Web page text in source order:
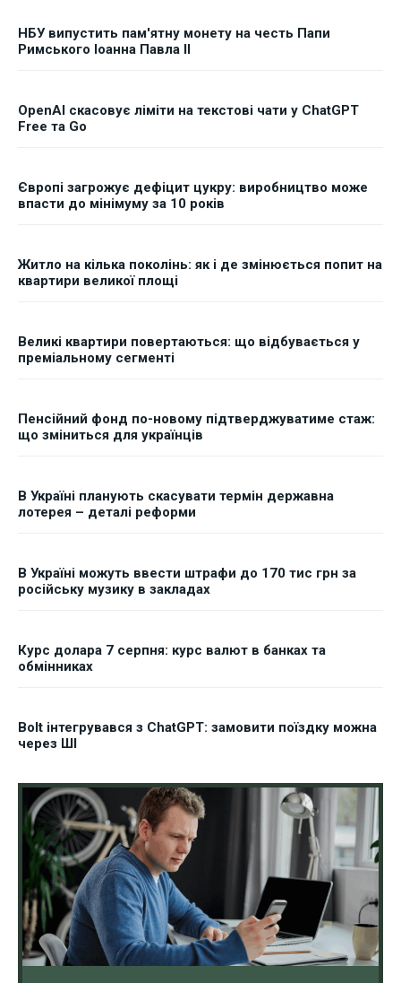
НБУ випустить пам'ятну монету на честь Папи
Римського Іоанна Павла II
OpenAI скасовує ліміти на текстові чати у ChatGPT
Free та Go
Європі загрожує дефіцит цукру: виробництво може
впасти до мінімуму за 10 років
Житло на кілька поколінь: як і де змінюється попит на
квартири великої площі
Великі квартири повертаються: що відбувається у
преміальному сегменті
Пенсійний фонд по-новому підтверджуватиме стаж:
що зміниться для українців
В Україні планують скасувати термін державна
лотерея – деталі реформи
В Україні можуть ввести штрафи до 170 тис грн за
російську музику в закладах
Курс долара 7 серпня: курс валют в банках та
обмінниках
Bolt інтегрувався з ChatGPT: замовити поїздку можна
через ШІ